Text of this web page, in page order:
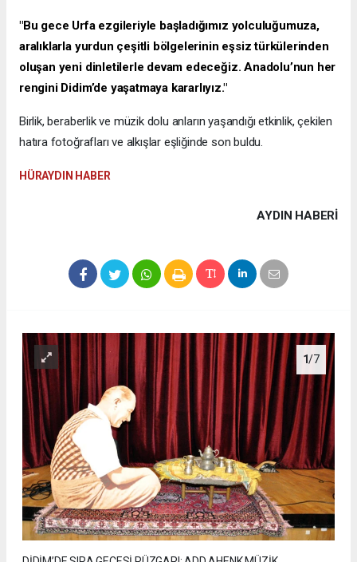
​"Bu gece Urfa ezgileriyle başladığımız yolculuğumuza,
aralıklarla yurdun çeşitli bölgelerinin eşsiz türkülerinden
oluşan yeni dinletilerle devam edeceğiz. Anadolu’nun her
rengini Didim’de yaşatmaya kararlıyız."
​Birlik, beraberlik ve müzik dolu anların yaşandığı etkinlik, çekilen
hatıra fotoğrafları ve alkışlar eşliğinde son buldu.
​HÜRAYDIN HABER
AYDIN HABERİ
1/7